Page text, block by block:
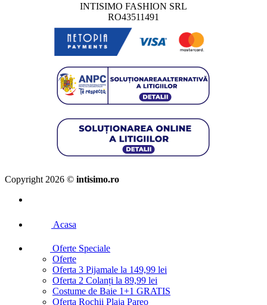
INTISIMO FASHION SRL
RO43511491
Copyright 2026 © intisimo.ro
Acasa
Oferte Speciale
Oferte
Oferta 3 Pijamale la 149,99 lei
Oferta 2 Colanți la 89,99 lei
Costume de Baie 1+1 GRATIS
Oferta Rochii Plaja Pareo